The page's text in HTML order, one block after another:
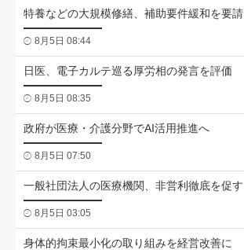
特養などの大規模修繕、補助要件緩和を要請
8月5日 08:44
日医、電子カルテ巡る厚労相の発言を評価
8月5日 08:35
政府が医療・介護分野でAI活用推進へ
8月5日 07:50
一般社団法人の医療機関、非営利徹底を促す
8月5日 03:05
身体的拘束最小化の取り組みを経営改善に